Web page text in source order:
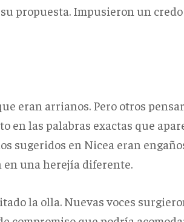
propuesta. Impusieron un credo
eran arrianos. Pero otros
en las palabras exactas que
sugeridos en Nicea eran
una herejía diferente.
la olla. Nuevas voces